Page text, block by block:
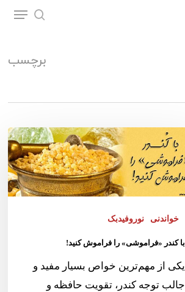
برچسب
خواندنی نوروفیدبک
با کندر «فراموشی» را فراموش کنید!
یکی از مهم‌ترین خواص بسیار مفید و
جالب توجه کندر، تقویت حافظه و